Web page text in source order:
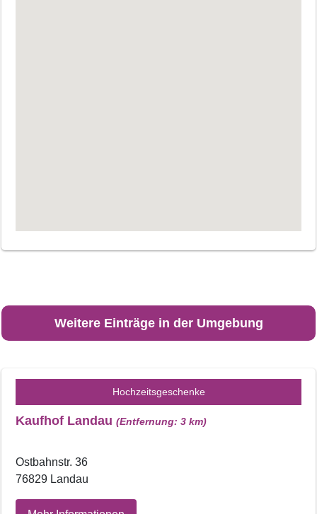
Weitere Einträge in der Umgebung
Hochzeitsgeschenke
Kaufhof Landau (Entfernung: 3 km)
Ostbahnstr. 36
76829 Landau